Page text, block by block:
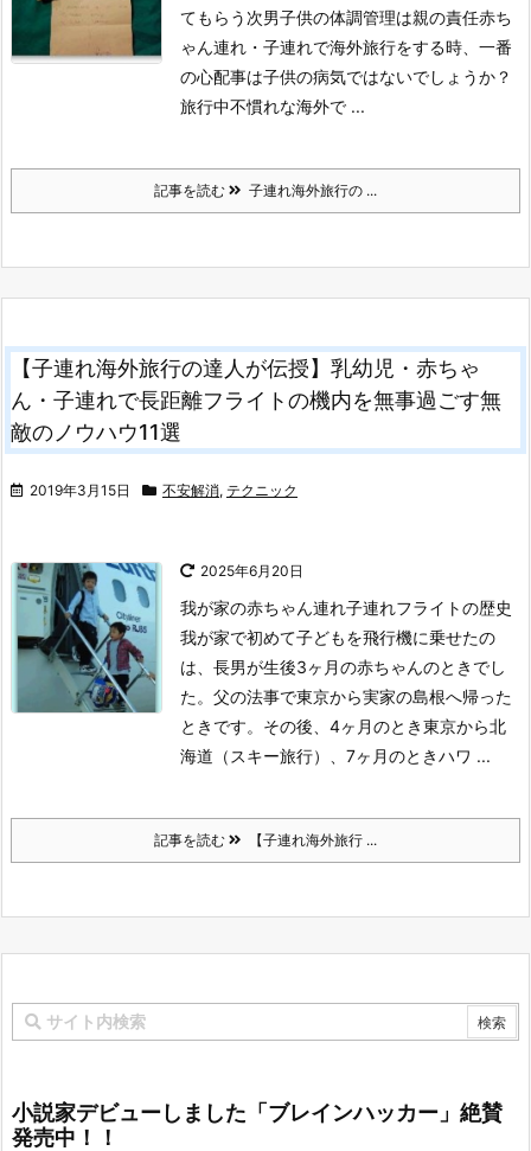
てもらう次男子供の体調管理は親の責任赤ち
ゃん連れ・子連れで海外旅行をする時、一番
の心配事は子供の病気ではないでしょうか？
旅行中不慣れな海外で ...
記事を読む 子連れ海外旅行の ...
【子連れ海外旅行の達人が伝授】乳幼児・赤ちゃ
ん・子連れで長距離フライトの機内を無事過ごす無
敵のノウハウ11選
2019年3月15日 不安解消, テクニック
2025年6月20日
我が家の赤ちゃん連れ子連れフライトの歴史
我が家で初めて子どもを飛行機に乗せたの
は、長男が生後3ヶ月の赤ちゃんのときでし
た。父の法事で東京から実家の島根へ帰った
ときです。その後、4ヶ月のとき東京から北
海道（スキー旅行）、7ヶ月のときハワ ...
記事を読む 【子連れ海外旅行 ...
小説家デビューしました「ブレインハッカー」絶賛
発売中！！